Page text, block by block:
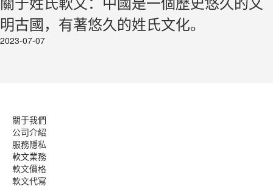
明古國，有著悠久的姓氏文化。
2023-07-07
關于我們
公司介紹
服務隱私
軟文業務
軟文價格
軟文代寫